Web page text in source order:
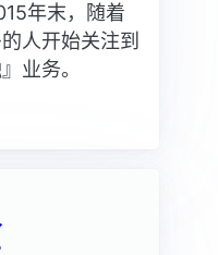
年末，随着
人开始关注到
业务。